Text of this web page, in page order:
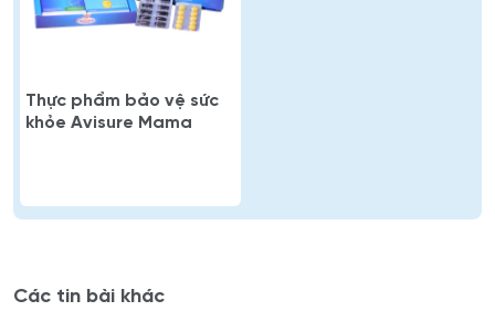
Thực phẩm bảo vệ sức
khỏe Avisure Mama
Các tin bài khác